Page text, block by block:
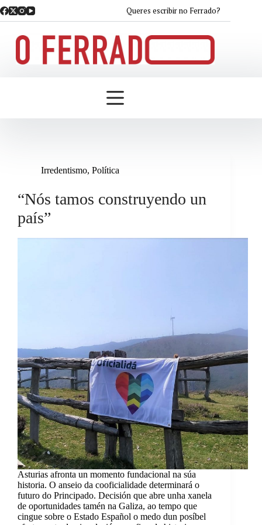
Saltar
ao
Queres escribir no Ferrado?
Irredentismo, Política
“Nós tamos construyendo un
país”
Asturias afronta un momento fundacional na súa
historia. O anseio da cooficialidade determinará o
futuro do Principado. Decisión que abre unha xanela
de oportunidades tamén na Galiza, ao tempo que
cingue sobre o Estado Español o medo dun posíbel